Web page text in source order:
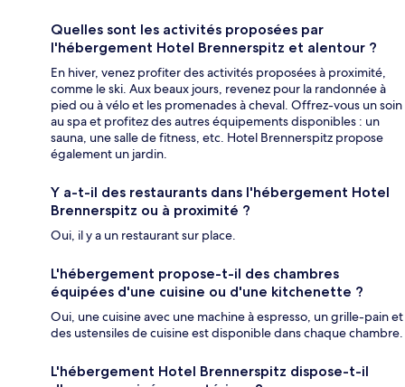
Quelles sont les activités proposées par
l'hébergement Hotel Brennerspitz et alentour ?
En hiver, venez profiter des activités proposées à proximité,
comme le ski. Aux beaux jours, revenez pour la randonnée à
pied ou à vélo et les promenades à cheval. Offrez-vous un soin
au spa et profitez des autres équipements disponibles : un
sauna, une salle de fitness, etc. Hotel Brennerspitz propose
également un jardin.
Y a-t-il des restaurants dans l'hébergement Hotel
Brennerspitz ou à proximité ?
Oui, il y a un restaurant sur place.
L'hébergement propose-t-il des chambres
équipées d'une cuisine ou d'une kitchenette ?
Oui, une cuisine avec une machine à espresso, un grille-pain et
des ustensiles de cuisine est disponible dans chaque chambre.
L'hébergement Hotel Brennerspitz dispose-t-il